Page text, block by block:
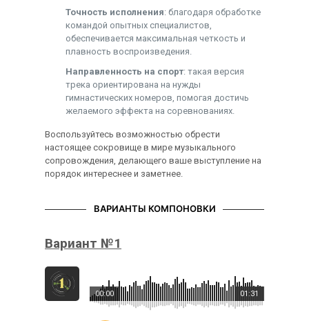
Точность исполнения: благодаря обработке
командой опытных специалистов,
обеспечивается максимальная четкость и
плавность воспроизведения.
Направленность на спорт: такая версия
трека ориентирована на нужды
гимнастических номеров, помогая достичь
желаемого эффекта на соревнованиях.
Воспользуйтесь возможностью обрести
настоящее сокровище в мире музыкального
сопровождения, делающего ваше выступление на
порядок интереснее и заметнее.
ВАРИАНТЫ КОМПОНОВКИ
Вариант №1
01:31
00:00